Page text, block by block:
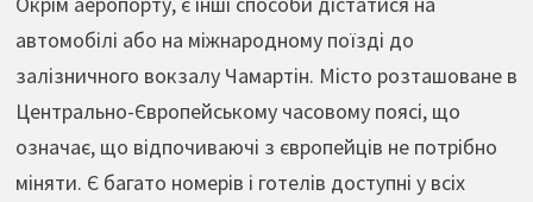
автомобілі або на міжнародному поїзді до
залізничного вокзалу Чамартін. Місто розташоване в
Центрально-Європейському часовому поясі, що
означає, що відпочиваючі з європейців не потрібно
міняти. Є багато номерів і готелів доступні у всіх